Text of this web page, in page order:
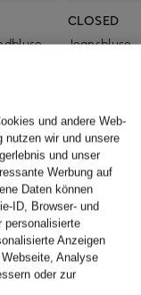
CLOSED
Jeansbluse
und andere Web-
nutzen wir und unsere
und unser
Werbung auf
Daten können
ID, Browser- und
personalisierte
Anzeigen
Analyse
oder zur